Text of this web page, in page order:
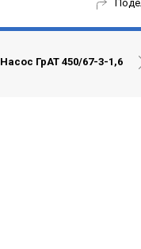
Насос ГрАТ 450/67-3-1,6